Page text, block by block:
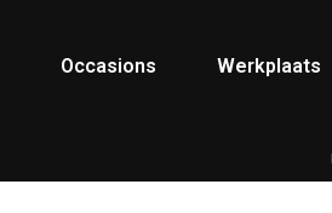
Occasions Werkplaats